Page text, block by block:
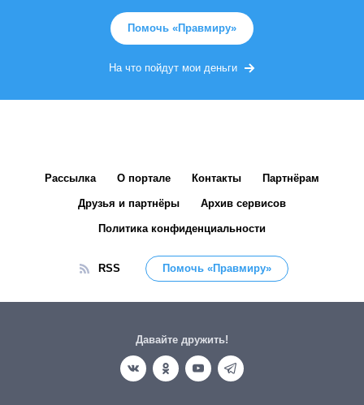
Помочь «Правмиру»
На что пойдут мои деньги
Рассылка О портале Контакты Партнёрам
Друзья и партнёры Архив сервисов
Политика конфиденциальности
RSS Помочь «Правмиру»
Давайте дружить!